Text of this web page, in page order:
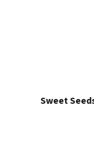
Sweet